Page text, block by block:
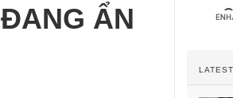
ẨN
LATEST